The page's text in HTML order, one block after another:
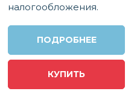
налогообложения.
ПОДРОБНЕЕ
КУПИТЬ